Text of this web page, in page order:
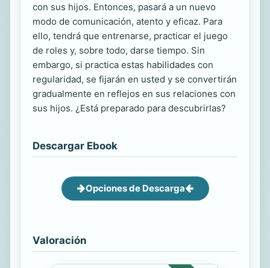
con sus hijos. Entonces, pasará a un nuevo
modo de comunicación, atento y eficaz. Para
ello, tendrá que entrenarse, practicar el juego
de roles y, sobre todo, darse tiempo. Sin
embargo, si practica estas habilidades con
regularidad, se fijarán en usted y se convertirán
gradualmente en reflejos en sus relaciones con
sus hijos. ¿Está preparado para descubrirlas?
Descargar Ebook
Opciones de Descarga
Valoración